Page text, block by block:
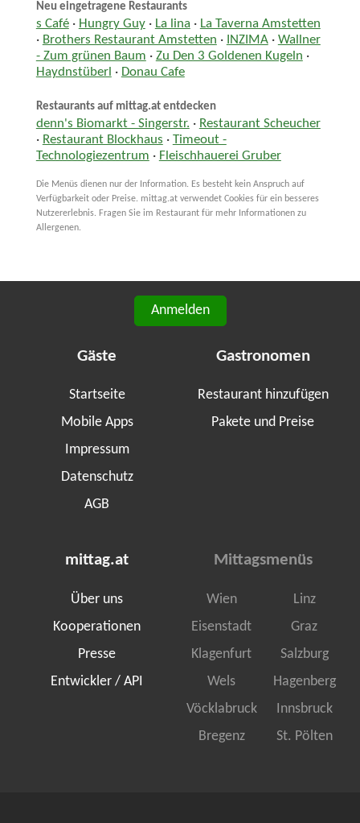
Neu eingetragene Restaurants
s Café· Hungry Guy· La lina · La Taverna Amstetten
· Brothers Restaurant Amstetten · INZIMA· Wallner
- Zum grünen Baum · Zu Den 3 Goldenen Kugeln ·
Haydnstüberl · Donau Cafe
Restaurants auf mittag.at entdecken
denn's Biomarkt - Singerstr. · Restaurant Scheucher
· Restaurant Blockhaus ·
Timeout -
Technologiezentrum · Fleischhauerei Gruber
Die Menüs dienen nur der Information. Es besteht kein Anspruch auf
Verfügbarkeit oder Preise. mittag.at verwendet Cookies für ein besseres
Nutzererlebnis. Fragen Sie im Restaurant für mehr Informationen zu
Allergenen.
Anmelden
Gäste
Startseite
Mobile Apps
Impressum
Datenschutz
AGB
Gastronomen
Restaurant hinzufügen
Pakete und Preise
mittag.at
Über uns
Kooperationen
Presse
Entwickler / API
Mittagsmenüs
Wien
Linz
Eisenstadt
Graz
Klagenfurt
Salzburg
Wels
Hagenberg
Vöcklabruck
Innsbruck
Bregenz
St. Pölten